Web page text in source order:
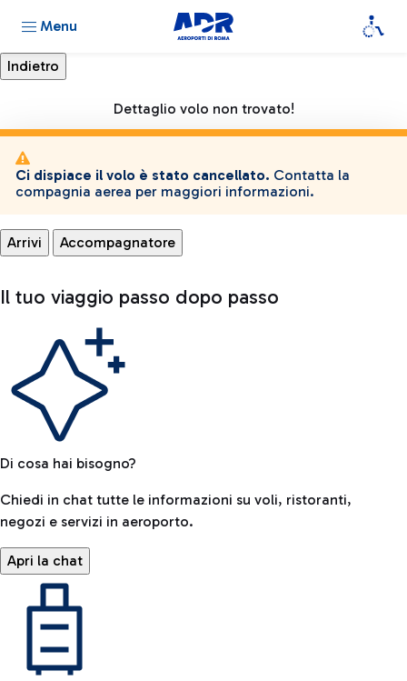
Menu
Dettaglio volo non trovato!
Ci dispiace il volo è stato cancellato. Contatta la
compagnia aerea per maggiori informazioni.
Arrivi Accompagnatore
Il tuo viaggio passo dopo passo
Di cosa hai bisogno?
Chiedi in chat tutte le informazioni su voli, ristoranti,
negozi e servizi in aeroporto.
Apri la chat